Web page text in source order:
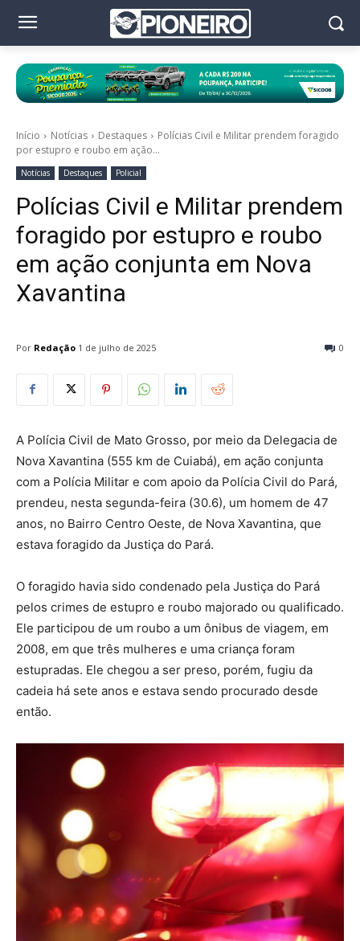
Início Notícias Destaques
Polícias Civil e Militar prendem foragido
por estupro e roubo em ação...
Notícias Destaques Policial
Polícias Civil e Militar prendem
foragido por estupro e roubo
em ação conjunta em Nova
Xavantina
Por Redação 0
1 de julho de 2025
A Polícia Civil de Mato Grosso, por meio da Delegacia de
Nova Xavantina (555 km de Cuiabá), em ação conjunta
com a Polícia Militar e com apoio da Polícia Civil do Pará,
prendeu, nesta segunda-feira (30.6), um homem de 47
anos, no Bairro Centro Oeste, de Nova Xavantina, que
estava foragido da Justiça do Pará.
O foragido havia sido condenado pela Justiça do Pará
pelos crimes de estupro e roubo majorado ou qualificado.
Ele participou de um roubo a um ônibus de viagem, em
2008, em que três mulheres e uma criança foram
estupradas. Ele chegou a ser preso, porém, fugiu da
cadeia há sete anos e estava sendo procurado desde
então.